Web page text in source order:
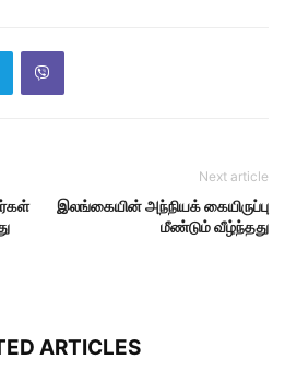
Next article
இலங்கையின் அந்நியக் கையிருப்பு
மீண்டும் வீழ்ந்தது
ARTICLES